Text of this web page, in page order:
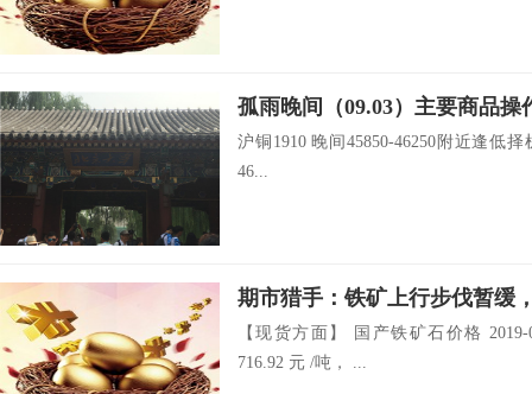
孤雨晚间（09.03）主要商品操
沪铜1910 晚间45850-46250附近逢低
46...
期市猎手：铁矿上行步伐暂缓
【现货方面】 国产铁矿石价格
716.92 元 /吨， ...